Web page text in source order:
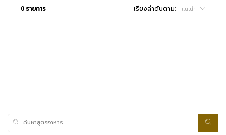
0 รายการ เรียงลำดับตาม: แนะนำ